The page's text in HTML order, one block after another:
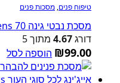
טיפוח פנים, מסכות פנים
מסכת נבטי גינה Greens 70 מ"ל Anna Lotan אנה לוטן
דורג4.67 מתוך 5
₪99.00 הוספה לסל